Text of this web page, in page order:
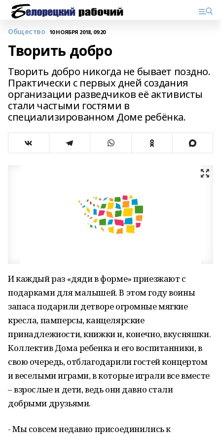
Общество 10 НОЯБРЯ 2018, 09:20
Творить добро
Творить добро никогда не бывает поздно.
Практически с первых дней создания
организации разведчиков её активисты
стали частыми гостями в
специализированном Доме ребёнка.
И каждый раз «дяди в форме» приезжают с
подарками для малышей. В этом году воины
запаса подарили детворе огромные мягкие
кресла, памперсы, канцелярские
принадлежности, книжки и, конечно, вкусняшки.
Коллектив Дома ребенка и его воспитанники, в
свою очередь, отблагодарили гостей концертом
и веселыми играми, в которые играли все вместе
– взрослые и дети, ведь они давно стали
добрыми друзьями.
- Мы совсем недавно присоединились к